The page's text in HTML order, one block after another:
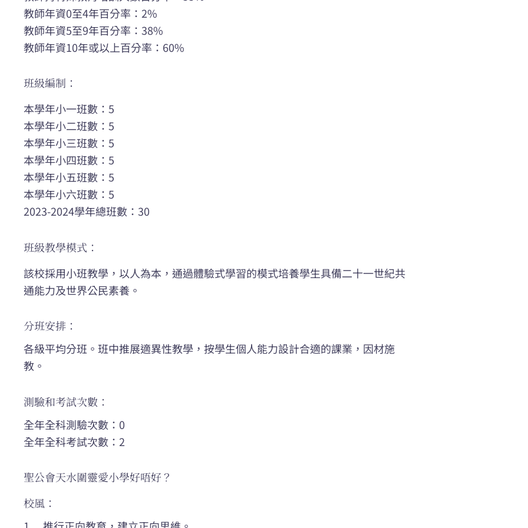
教師年資0至4年百分率：2%
教師年資5至9年百分率：38%
教師年資10年或以上百分率：60%
班級編制：
本學年小一班數：5
本學年小二班數：5
本學年小三班數：5
本學年小四班數：5
本學年小五班數：5
本學年小六班數：5
2023-2024學年總班數：30
班級教學模式：
該校採用小班教學，以人為本，通過體驗式學習的模式培養學生具備二十一世紀共
通能力及世界公民素養。
分班安排：
各級平均分班。班中推展適異性教學，按學生個人能力設計合適的課業，因材施
教。
測驗和考試次數：
全年全科測驗次數：0
全年全科考試次數：2
聖公會天水圍靈愛小學好唔好？
校風：